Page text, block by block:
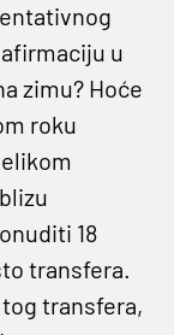
u
zimu? Hoće
roku
18
transfera.
transfera,